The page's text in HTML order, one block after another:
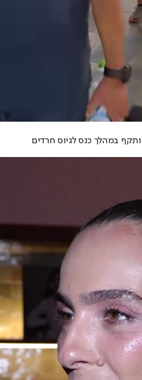
במהלך כנס לגיוס חרדים